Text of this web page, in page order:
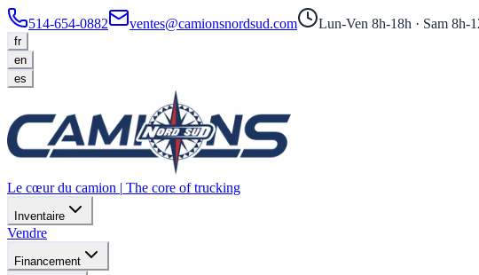
514-654-0882 ventes@camionsnordsud.com Lun-Ven 8h-18h · Sam 8h-
fr
en
es
Le cœur du camion | The core of trucking
Inventaire
Vendre
Financement